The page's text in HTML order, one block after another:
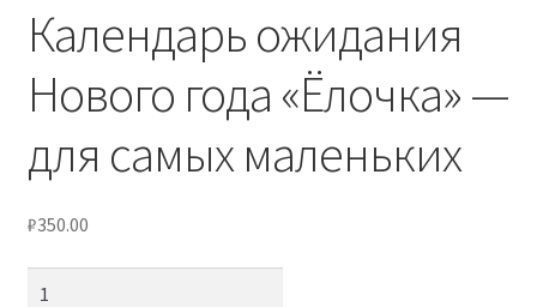
Календарь ожидания
Нового года «Ёлочка» —
для самых маленьких
₽350.00